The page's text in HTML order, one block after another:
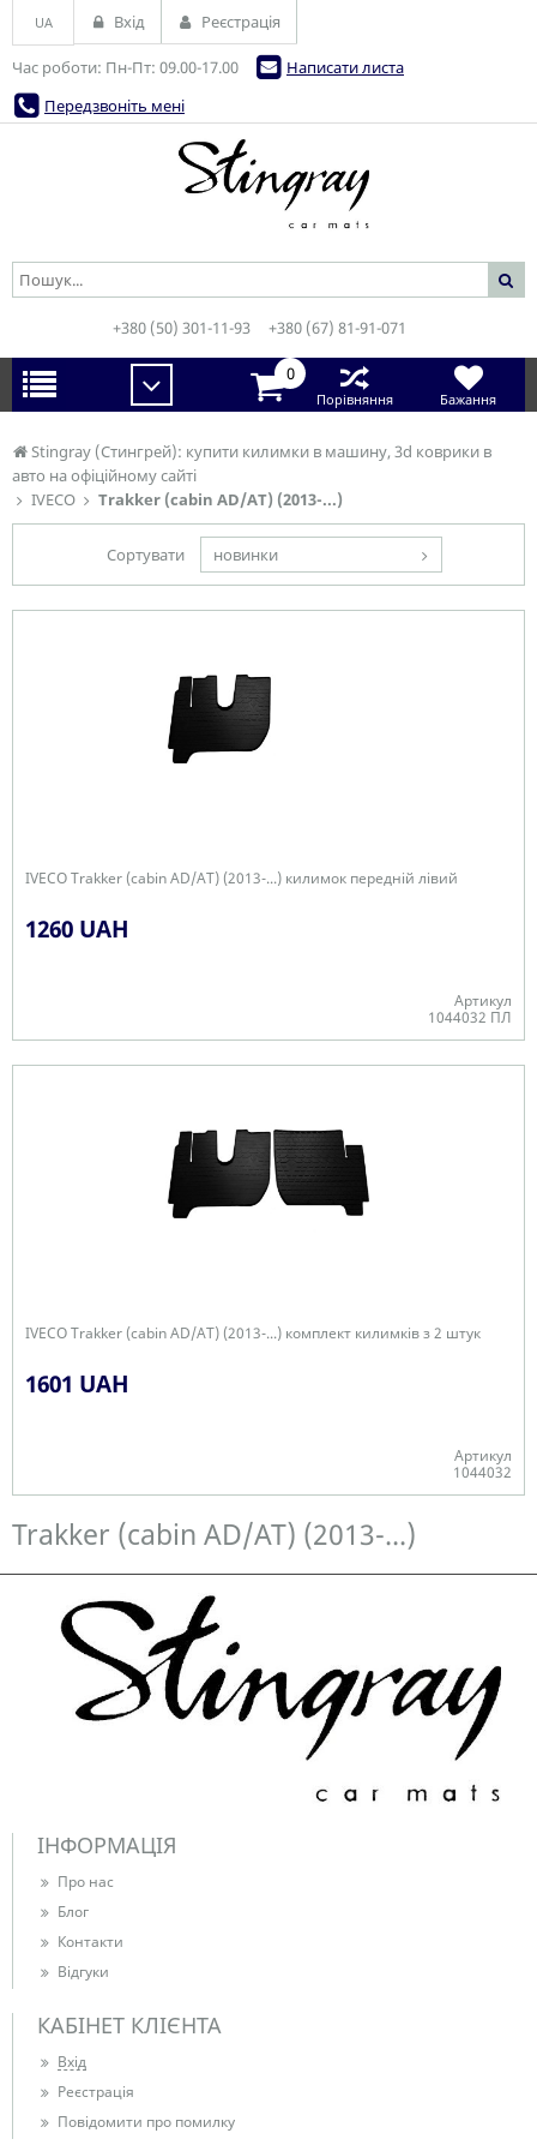
Stingray (Стингрей): купити килимки в машину, 3d коврики в
авто на офіційному сайті
IVECO
Trakker (cabin AD/AT) (2013-...)
Сортувати новинки
IVECO Trakker (cabin AD/AT) (2013-...) килимок передній лівий
1260 UAH
Артикул
1044032 ПЛ
IVECO Trakker (cabin AD/AT) (2013-...) комплект килимків з 2 штук
1601 UAH
Артикул
1044032
Trakker (cabin AD/AT) (2013-...)
Час роботи: Пн-Пт: 09.00-17.00
Написати листа
Передзвоніть мені
UA Вхід Реєстрація
+380 (50) 301-11-93 +380 (67) 81-91-071
0
Порівняння Бажання
ІНФОРМАЦІЯ
Про нас
Блог
Контакти
Відгуки
КАБІНЕТ КЛІЄНТА
Вхід
Реєстрація
Повідомити про помилку